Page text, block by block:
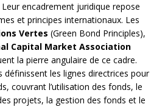
encadrement juridique repose
et principes internationaux. Les
Vertes (Green Bond Principles),
Capital Market Association
la pierre angulaire de ce cadre.
définissent les lignes directrices pour
couvrant l’utilisation des fonds, le
projets, la gestion des fonds et le